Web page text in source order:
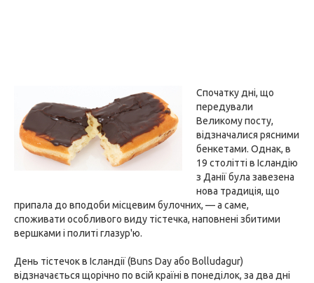
Спочатку дні, що
передували
Великому посту,
відзначалися рясними
бенкетами. Однак, в
19 столітті в Ісландію
з Данії була завезена
нова традиція, що
припала до вподоби місцевим булочних, — а саме,
споживати особливого виду тістечка, наповнені збитими
вершками і политі глазур'ю.
День тістечок в Ісландії (Buns Day або Bolludagur)
відзначається щорічно по всій країні в понеділок, за два дні